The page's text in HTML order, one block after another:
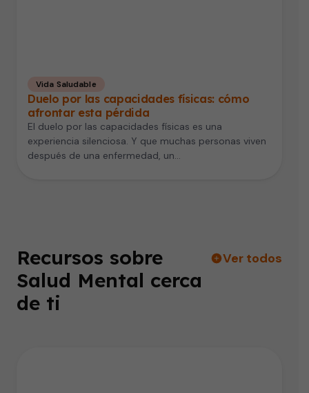
Vida Saludable
Duelo por las capacidades físicas: cómo
afrontar esta pérdida
El duelo por las capacidades físicas es una
experiencia silenciosa. Y que muchas personas viven
después de una enfermedad, un…
Recursos sobre
Salud Mental cerca
de ti
Ver todos